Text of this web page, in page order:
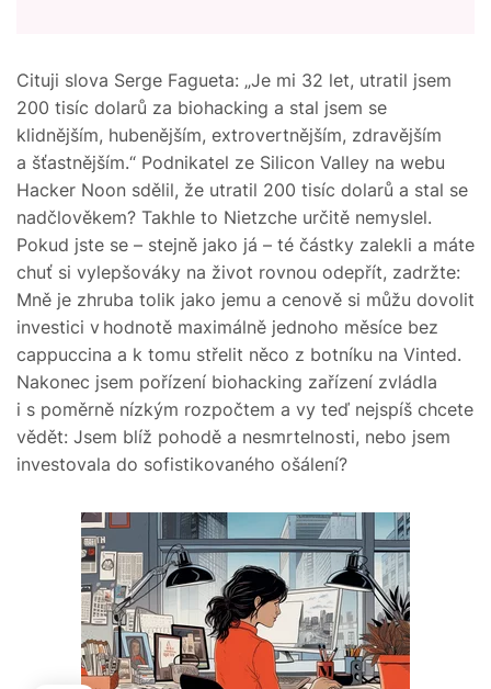
Cituji slova Serge Fagueta: „Je mi 32 let, utratil jsem
200 tisíc dolarů za biohacking a stal jsem se
klidnějším, hubenějším, extrovertnějším, zdravějším
a šťastnějším.“ Podnikatel ze Silicon Valley na webu
Hacker Noon sdělil, že utratil 200 tisíc dolarů a stal se
nadčlověkem? Takhle to Nietzche určitě nemyslel.
Pokud jste se – stejně jako já – té částky zalekli a máte
chuť si vylepšováky na život rovnou odepřít, zadržte:
Mně je zhruba tolik jako jemu a cenově si můžu dovolit
investici v hodnotě maximálně jednoho měsíce bez
cappuccina a k tomu střelit něco z botníku na Vinted.
Nakonec jsem pořízení biohacking zařízení zvládla
i s poměrně nízkým rozpočtem a vy teď nejspíš chcete
vědět: Jsem blíž pohodě a nesmrtelnosti, nebo jsem
investovala do sofistikovaného ošálení?